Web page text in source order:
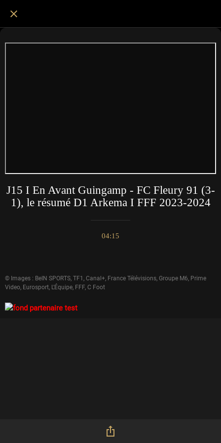
J15 I En Avant Guingamp - FC Fleury 91 (3-
1), le résumé D1 Arkema I FFF 2023-2024
04:15
© Images : BeIN SPORTS, TF1, Canal+, France Télévisions, Groupe M6, Prime
Video, Eurosport, L'Équipe, FFF, C Foot